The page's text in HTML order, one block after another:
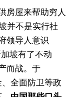
房屋来帮助穷人
并不是实行社
领导人意识
坡有了不动
而战。于
、全面防卫等政